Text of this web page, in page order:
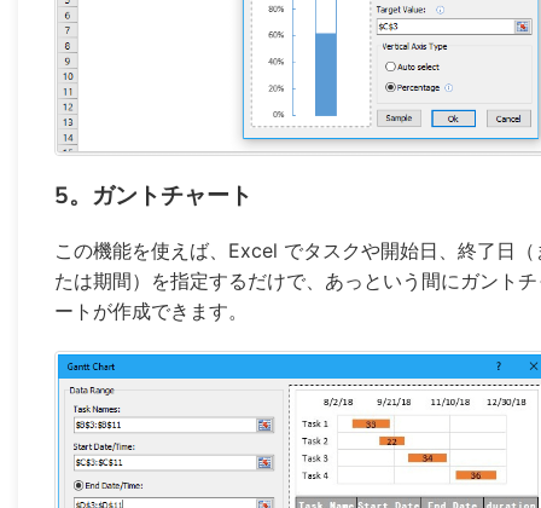
5。ガントチャート
この機能を使えば、Excel でタスクや開始日、終了日（
たは期間）を指定するだけで、あっという間にガント
ートが作成できます。